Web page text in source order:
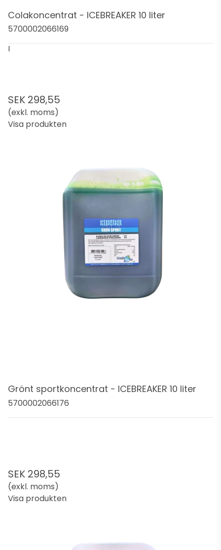
Colakoncentrat - ICEBREAKER 10 liter
5700002066169
I
SEK 298,55
(exkl. moms)
Visa produkten
Grönt sportkoncentrat - ICEBREAKER 10 liter
5700002066176
SEK 298,55
(exkl. moms)
Visa produkten